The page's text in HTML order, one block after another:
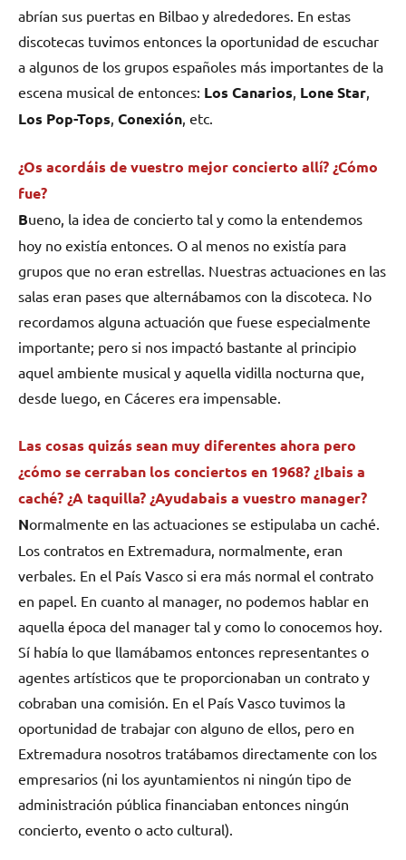
abrían sus puertas en Bilbao y alrededores. En estas
discotecas tuvimos entonces la oportunidad de escuchar
a algunos de los grupos españoles más importantes de la
escena musical de entonces: Los Canarios Lone Star
Los Pop-Tops Conexión , etc.
¿Os acordáis de vuestro mejor concierto allí? ¿Cómo
fue?
Bueno, la idea de concierto tal y como la entendemos
hoy no existía entonces. O al menos no existía para
grupos que no eran estrellas. Nuestras actuaciones en las
salas eran pases que alternábamos con la discoteca. No
recordamos alguna actuación que fuese especialmente
importante; pero si nos impactó bastante al principio
aquel ambiente musical y aquella vidilla nocturna que,
desde luego, en Cáceres era impensable.
Las cosas quizás sean muy diferentes ahora pero
¿cómo se cerraban los conciertos en 1968? ¿Ibais a
caché? ¿A taquilla? ¿Ayudabais a vuestro manager?
Normalmente en las actuaciones se estipulaba un caché.
Los contratos en Extremadura, normalmente, eran
verbales. En el País Vasco si era más normal el contrato
en papel. En cuanto al manager, no podemos hablar en
aquella época del manager tal y como lo conocemos hoy.
Sí había lo que llamábamos entonces representantes o
agentes artísticos que te proporcionaban un contrato y
cobraban una comisión. En el País Vasco tuvimos la
oportunidad de trabajar con alguno de ellos, pero en
Extremadura nosotros tratábamos directamente con los
empresarios (ni los ayuntamientos ni ningún tipo de
administración pública financiaban entonces ningún
concierto, evento o acto cultural).